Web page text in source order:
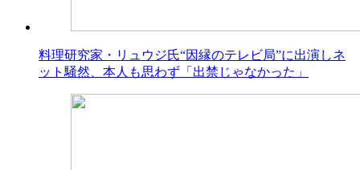
料理研究家・リュウジ氏“因縁のテレビ局”に出演しネ
ット騒然、本人も思わず「出禁じゃなかった」